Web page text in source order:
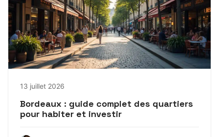
13 juillet 2026
Bordeaux : guide complet des quartiers
pour habiter et investir